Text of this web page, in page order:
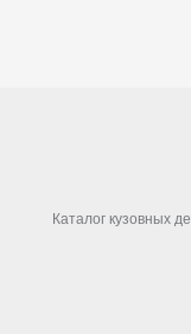
Каталог кузовных